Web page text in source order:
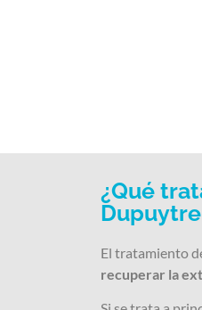
¿Qué
El tratamiento
recuperar la